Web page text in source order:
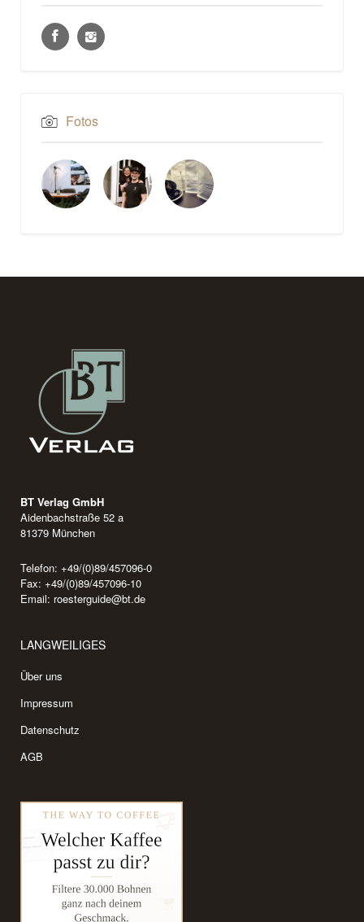
Fotos
BT Verlag GmbH
Aidenbachstraße 52 a
81379 München
Telefon: +49/(0)89/457096-0
Fax: +49/(0)89/457096-10
Email: roesterguide@bt.de
LANGWEILIGES
Über uns
Impressum
Datenschutz
AGB